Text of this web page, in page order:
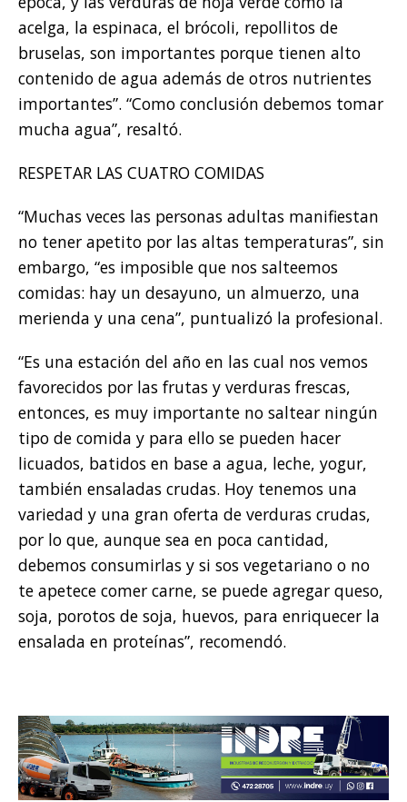
acelga, la espinaca, el brócoli, repollitos de
bruselas, son importantes porque tienen alto
contenido de agua además de otros nutrientes
importantes”. “Como conclusión debemos tomar
mucha agua”, resaltó.
RESPETAR LAS CUATRO COMIDAS
“Muchas veces las personas adultas manifiestan
no tener apetito por las altas temperaturas”, sin
embargo, “es imposible que nos salteemos
comidas: hay un desayuno, un almuerzo, una
merienda y una cena”, puntualizó la profesional.
“Es una estación del año en las cual nos vemos
favorecidos por las frutas y verduras frescas,
entonces, es muy importante no saltear ningún
tipo de comida y para ello se pueden hacer
licuados, batidos en base a agua, leche, yogur,
también ensaladas crudas. Hoy tenemos una
variedad y una gran oferta de verduras crudas,
por lo que, aunque sea en poca cantidad,
debemos consumirlas y si sos vegetariano o no
te apetece comer carne, se puede agregar queso,
soja, porotos de soja, huevos, para enriquecer la
ensalada en proteínas”, recomendó.